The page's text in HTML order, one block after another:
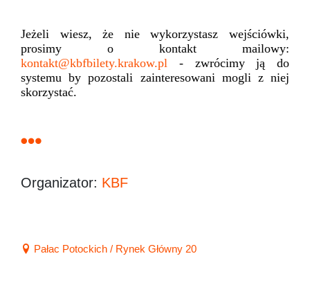
Jeżeli wiesz, że nie wykorzystasz wejściówki,
prosimy o kontakt mailowy:
kontakt@kbfbilety.krakow.pl - zwrócimy ją do
systemu by pozostali zainteresowani mogli z niej
skorzystać.
Organizator: KBF
Pałac Potockich / Rynek Główny 20